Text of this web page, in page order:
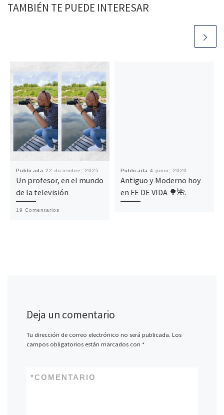
TAMBIÉN TE PUEDE INTERESAR
Publicada 22 diciembre, 2025
Un profesor, en el mundo
de la televisión
19 Comentarios
Publicada 4 junio, 2020
Antiguo y Moderno hoy
en FE DE VIDA 🌳🌺.
Deja un comentario
Tu dirección de correo electrónico no será publicada. Los
campos obligatorios están marcados con *
COMENTARIO
*